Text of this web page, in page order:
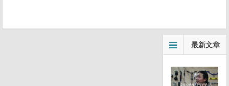
最新文章